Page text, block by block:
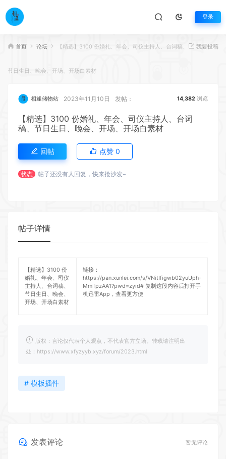
登录
首页 论坛 【精选】3100 份婚礼、年会、司仪主持人、台词稿、
节日生日、晚会、开场、开场白素材
我要投稿
相逢储物站 2023年11月10日 发帖： 14,382 浏览
【精选】3100 份婚礼、年会、司仪主持人、台词
稿、节日生日、晚会、开场、开场白素材
回帖 点赞 0
状态 帖子还没有人回复，快来抢沙发~
帖子详情
【精选】3100 份
婚礼、年会、司仪
主持人、台词稿、
节日生日、晚会、
开场、开场白素材
链接：
https://pan.xunlei.com/s/VNitIfigwb02yuUph-
MmTpzAA1?pwd=zyid# 复制这段内容后打开手
机迅雷App，查看更方便
版权：言论仅代表个人观点，不代表官方立场。转载请注明出
处：https://www.xfyzyyb.xyz/forum/2023.html
# 模板插件
发表评论 暂无评论